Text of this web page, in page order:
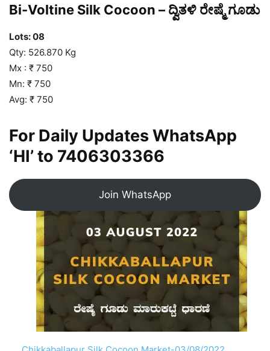
Bi-Voltine Silk Cocoon – ದ್ವಿತಳಿ ರೇಷ್ಮೆ ಗೂಡು
Lots: 08
Qty: 526.870 Kg
Mx : ₹ 750
Mn: ₹ 750
Avg: ₹ 750
For Daily Updates WhatsApp
‘HI’ to 7406303366
Join WhatsApp